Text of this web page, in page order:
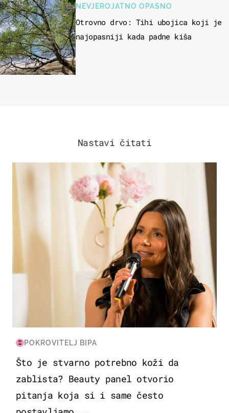
NEVJEROJATNO OPASNO
Otrovno drvo: Tihi ubojica koji je
najopasniji kada padne kiša
Nastavi čitati
MODA & LJEPOTA
POKROVITELJ BIPA
Što je stvarno potrebno koži da
zablista? Beauty panel otvorio
pitanja koja si i same često